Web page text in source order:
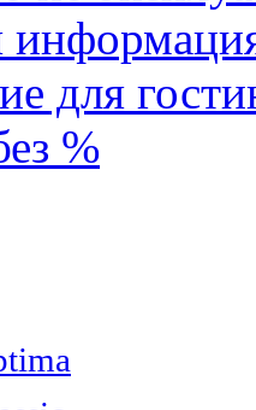
для
%